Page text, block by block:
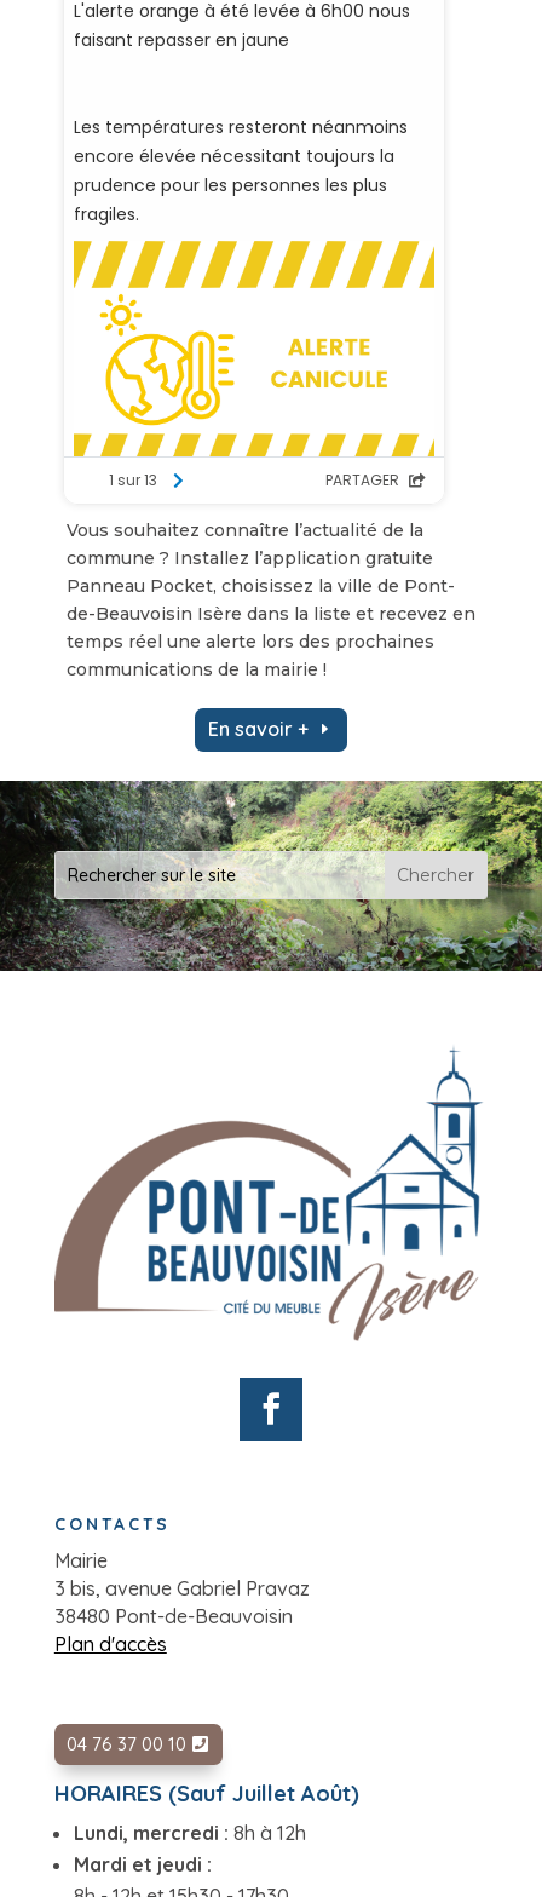
Vous souhaitez connaître l’actualité de la
commune ? Installez l’application gratuite
Panneau Pocket, choisissez la ville de Pont-
de-Beauvoisin Isère dans la liste et recevez en
temps réel une alerte lors des prochaines
communications de la mairie !
En savoir +
CONTACTS
Mairie
3 bis, avenue Gabriel Pravaz
38480 Pont-de-Beauvoisin
Plan d'accès
04 76 37 00 10
HORAIRES (Sauf Juillet Août)
Lundi, mercredi : 8h à 12h
Mardi et jeudi :